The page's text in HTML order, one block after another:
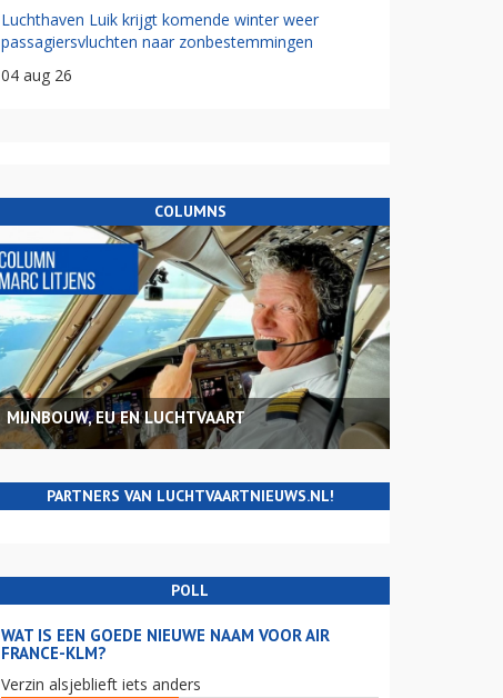
Luchthaven Luik krijgt komende winter weer
passagiersvluchten naar zonbestemmingen
04 aug 26
COLUMNS
MIJNBOUW, EU EN LUCHTVAART
PARTNERS VAN LUCHTVAARTNIEUWS.NL!
POLL
WAT IS EEN GOEDE NIEUWE NAAM VOOR AIR
FRANCE-KLM?
Verzin alsjeblieft iets anders